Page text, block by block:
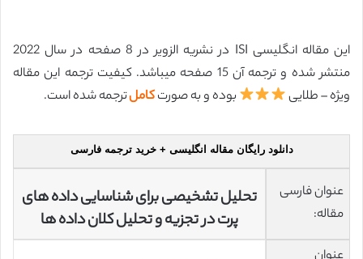
این مقاله انگلیسی ISI در نشریه الزویر در 8 صفحه در سال 2022
منتشر شده و ترجمه آن 15 صفحه میباشد. کیفیت ترجمه این مقاله
ویژه – طلایی
بوده و به صورتکاملترجمه شده است.
دانلود رایگان مقاله انگلیسی + خرید ترجمه فارسی
عنوان فارسی
مقاله:
تحلیل تشخیصی برای شناسایی داده های
پرت در تجزیه و تحلیل کلان داده ها